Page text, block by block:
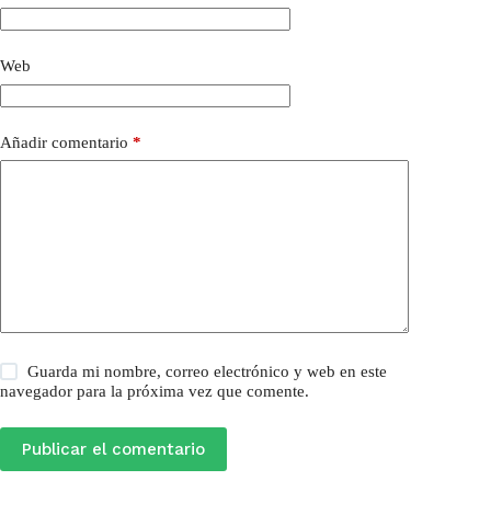
Web
Añadir comentario *
Guarda mi nombre, correo electrónico y web en este
navegador para la próxima vez que comente.
Publicar el comentario